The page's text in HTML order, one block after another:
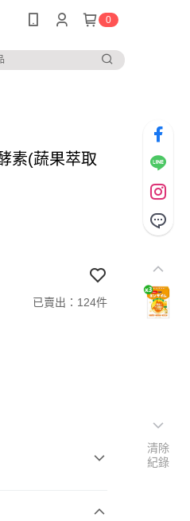
0
素(蔬果萃取
已賣出：124件
清除
紀錄